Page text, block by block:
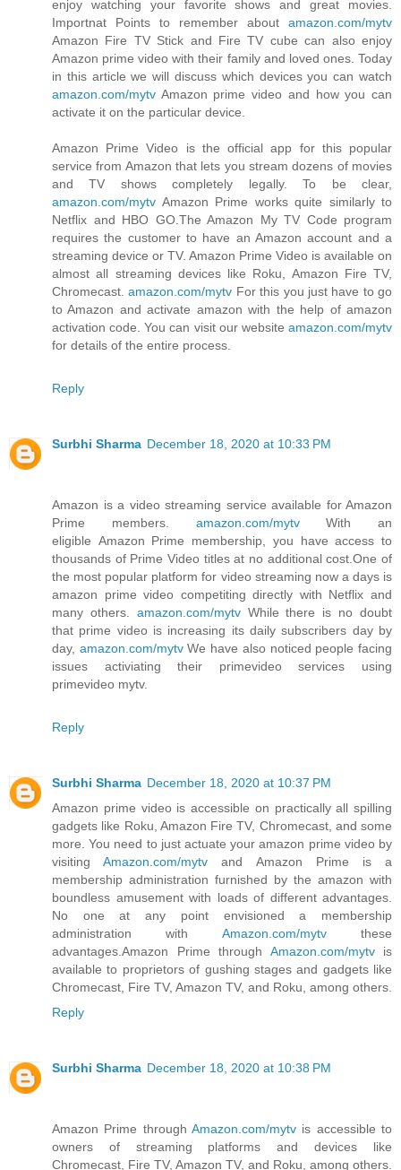
enjoy watching your favorite shows and great movies.
Importnat Points to remember about amazon.com/mytv
Amazon Fire TV Stick and Fire TV cube can also enjoy
Amazon prime video with their family and loved ones. Today
in this article we will discuss which devices you can watch
amazon.com/mytv Amazon prime video and how you can
activate it on the particular device.
Amazon Prime Video is the official app for this popular
service from Amazon that lets you stream dozens of movies
and TV shows completely legally. To be clear,
amazon.com/mytv Amazon Prime works quite similarly to
Netflix and HBO GO.The Amazon My TV Code program
requires the customer to have an Amazon account and a
streaming device or TV. Amazon Prime Video is available on
almost all streaming devices like Roku, Amazon Fire TV,
Chromecast.amazon.com/mytv For this you just have to go
to Amazon and activate amazon with the help of amazon
activation code. You can visit our website amazon.com/mytv
for details of the entire process.
Reply
Surbhi Sharma December 18, 2020 at 10:33 PM
Amazon is a video streaming service available for Amazon
Prime members. amazon.com/mytvWith an
eligible Amazon Prime membership, you have access to
thousands of Prime Video titles at no additional cost.One of
the most popular platform for video streaming now a days is
amazon prime video competiting directly with Netflix and
many others. amazon.com/mytvWhile there is no doubt
that prime video is increasing its daily subscribers day by
day, amazon.com/mytvWe have also noticed people facing
issues activiating their primevideo services using
primevideo mytv.
Reply
Surbhi Sharma December 18, 2020 at 10:37 PM
Amazon prime video is accessible on practically all spilling
gadgets like Roku, Amazon Fire TV, Chromecast, and some
more. You need to just actuate your amazon prime video by
visitingAmazon.com/mytv and Amazon Prime is a
membership administration furnished by the amazon with
boundless amusement with loads of different advantages.
No one at any point envisioned a membership
administration with Amazon.com/mytvthese
advantages.Amazon Prime through Amazon.com/mytvis
available to proprietors of gushing stages and gadgets like
Chromecast, Fire TV, Amazon TV, and Roku, among others.
Reply
Surbhi Sharma December 18, 2020 at 10:38 PM
Amazon Prime through Amazon.com/mytv is accessible to
owners of streaming platforms and devices like
Chromecast, Fire TV, Amazon TV, and Roku, among others.